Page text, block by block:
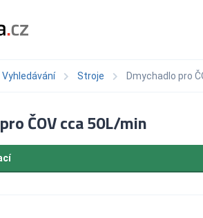
Vyhledávání Stroje Dmychadlo pro
ČOV cca 50L/min